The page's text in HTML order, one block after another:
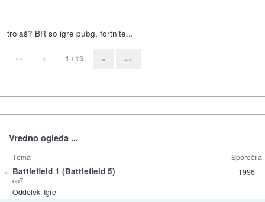
trolaš? BR so igre pubg, fortnite...
«« « 1 / 13 » »»
Vredno ogleda ...
Tema Sporočila
» Battlefield 1 (Battlefield 5)
oo7
Oddelek: Igre
1996